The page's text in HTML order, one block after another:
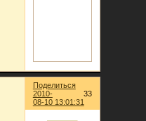
Поделиться
33
2010-
08-10 13:01:31